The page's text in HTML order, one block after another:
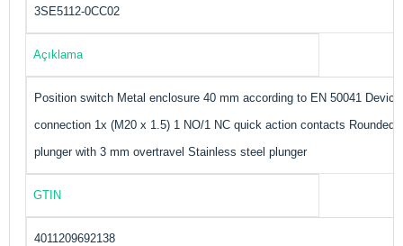
3SE5112-0CC02
Açıklama
Position switch Metal enclosure 40 mm according to EN 50041 Device
connection 1x (M20 x 1.5) 1 NO/1 NC quick action contacts Rounded
plunger with 3 mm overtravel Stainless steel plunger
GTIN
4011209692138